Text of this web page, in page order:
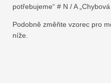
potřebujeme“ # N / A
Podobně změňte vzorec pro
níže.